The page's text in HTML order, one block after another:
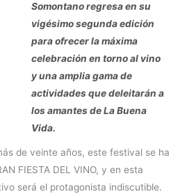
Somontano regresa en su
vigésimo segunda edición
para ofrecer la máxima
celebración en torno al vino
y una amplia gama de
actividades que deleitarán a
los amantes de La Buena
Vida.
de veinte años, este festival se ha
FIESTA DEL VINO, y en esta
será el protagonista indiscutible.